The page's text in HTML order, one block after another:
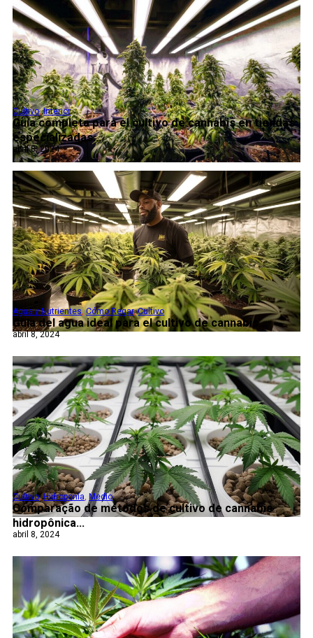
Guía completa para el cultivo de cannabis en tiendas
especializadas...
Cultivo,Interior
abril 8, 2024
Guía del agua ideal para el cultivo de cannabis...
Agua y Nutrientes,Cómo Regar,Cultivo
abril 8, 2024
Comparação de métodos de cultivo de cannabis
hidropônica...
Cultivo,Hidroponía,Medio
abril 8, 2024